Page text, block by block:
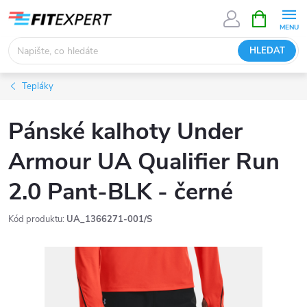
obsah
HLEDAT
NÁKUPNÍ
KOŠÍK
Tepláky
Pánské kalhoty Under
Armour UA Qualifier Run
2.0 Pant-BLK - černé
Kód produktu: UA_1366271-001/S